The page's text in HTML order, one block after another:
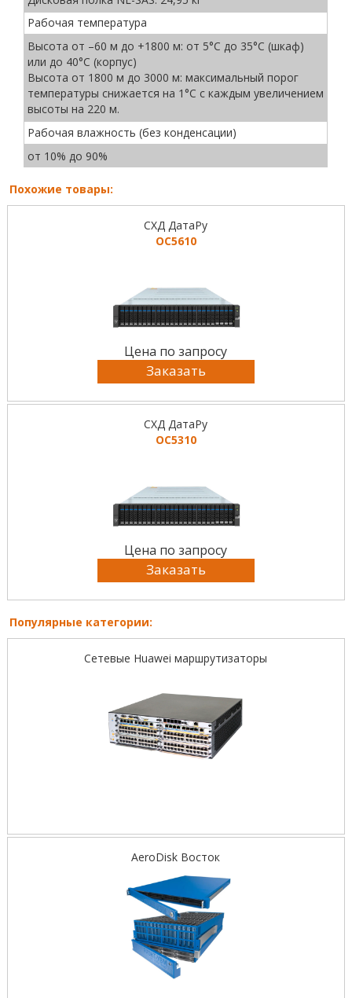
Рабочая температура
Высота от –60 м до +1800 м: от 5°C до 35°C (шкаф)
или до 40°C (корпус)
Высота от 1800 м до 3000 м: максимальный порог
температуры снижается на 1°C с каждым увеличением
высоты на 220 м.
Рабочая влажность (без конденсации)
от 10% до 90%
Похожие товары:
СХД ДатаРу
ОС5610
Цена по запросу
Заказать
СХД ДатаРу
ОС5310
Цена по запросу
Заказать
Популярные категории:
Сетевые Huawei маршрутизаторы
AeroDisk Восток